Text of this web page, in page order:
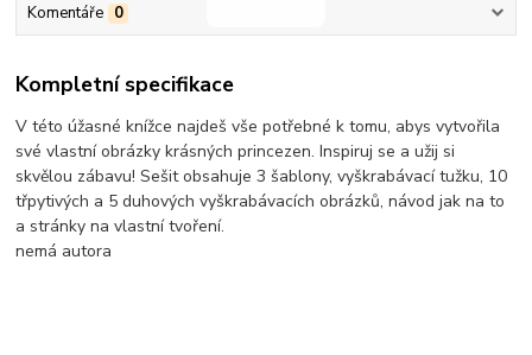
Komentáře 0
Kompletní specifikace
V této úžasné knížce najdeš vše potřebné k tomu, abys vytvořila
své vlastní obrázky krásných princezen. Inspiruj se a užij si
skvělou zábavu! Sešit obsahuje 3 šablony, vyškrabávací tužku, 10
třpytivých a 5 duhových vyškrabávacích obrázků, návod jak na to
a stránky na vlastní tvoření.
nemá autora